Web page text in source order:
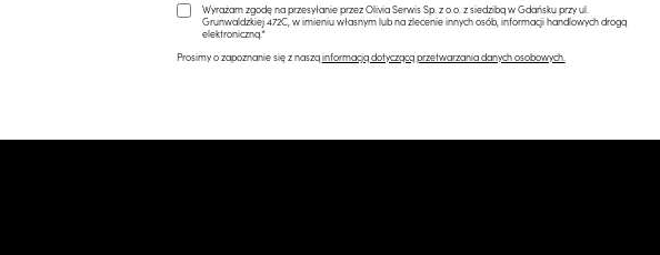
Wyrażam zgodę na przesyłanie przez Olivia Serwis Sp. z o.o. z siedzibą w Gdańsku przy ul.
Grunwaldzkiej 472C, w imieniu własnym lub na zlecenie innych osób, informacji handlowych drogą
elektroniczną.*
Prosimy o zapoznanie się z nasząinformacją dotyczącą przetwarzania danych osobowych.